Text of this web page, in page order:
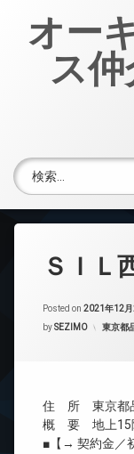
オー
ス
ＳＩＬ
Posted on 2021年12月
bySEZIMO カテゴ
東京都
住 所 東京都
概 要 地上15
■【→ 契約金／